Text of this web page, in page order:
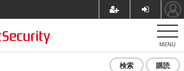
MENU
検索 購読